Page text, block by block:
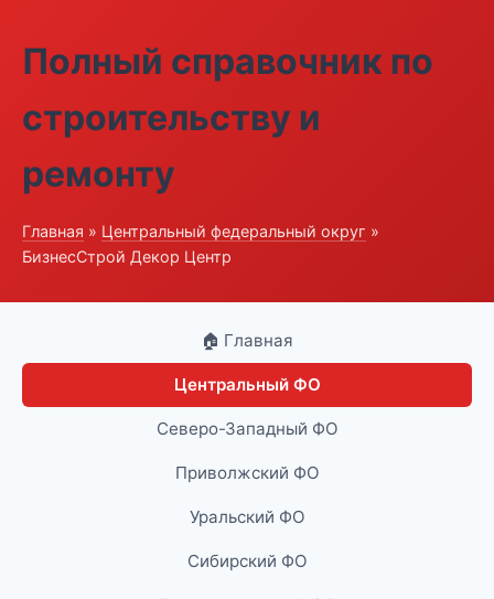
Полный справочник по
строительству и
ремонту
Главная » Центральный федеральный округ »
БизнесСтрой Декор Центр
🏠 Главная
Центральный ФО
Северо-Западный ФО
Приволжский ФО
Уральский ФО
Сибирский ФО